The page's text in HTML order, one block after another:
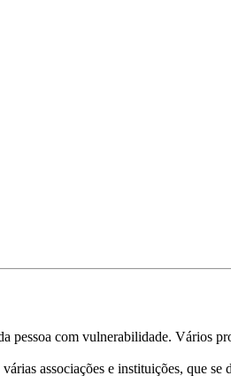
pessoa com vulnerabilidade. Vários
associações e instituições, que se